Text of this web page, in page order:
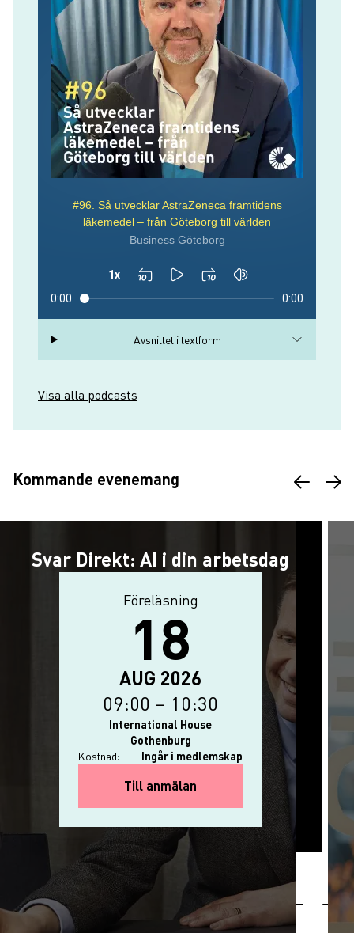
Avsnittet i textform
Visa alla podcasts
Kommande evenemang
Svar Direkt: AI i din arbetsdag
Aktivitetstyp
Föreläsning
Evenemanget börjar: 18 augusti
The event ends on: 18 augusti
18
AUG 2026
09:00 – 10:30
International House
Gothenburg
Kostnad:
Ingår i medlemskap
Till anmälan for Svar Direkt: AI i din
Nyheter
Senaste nyheter